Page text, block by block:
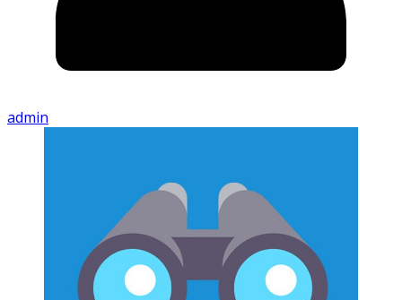
admin